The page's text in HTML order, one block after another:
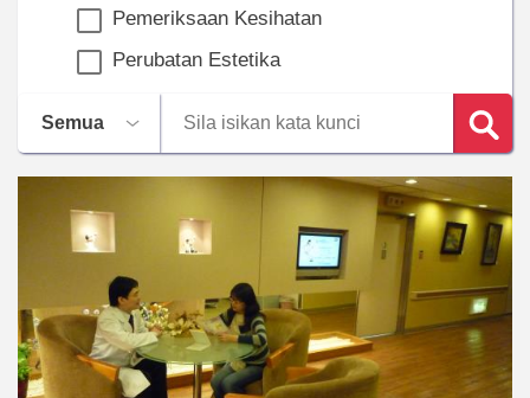
Pemeriksaan Kesihatan
Perubatan Estetika